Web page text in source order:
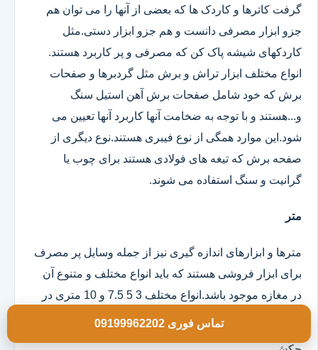
گرفت کاترها و کاردک ها که بعضی از آنها را می توان هم
جزو ابزار مصرفی دانست و هم جزو ابزار دستی.مثل
کاردکهای شیشه پاک کن که مصرفی و پر کاربرد هستند.
انواع مختلف ابزار تراش و برش مثل گردبرها و صفحات
برش که خود شامل صفحات برش آهن استیل سنگ
و...هستند و با توجه به ضخامت آنها کاربرد آنها تعیین می
شود.این موارد همگی از نوع فیبری هستند.نوع دیگری از
صفحه برش که تیغه های فولادی هستند برای چوب یا
گرانیت و سنگ استفاده می شوند.
متر
مترها و ابزارهای اندازه گیری نیز از جمله وسایل پر مصرف
برای ابزار فروشی هستند که باید انواع مختلف و متنوع آن
در مغازه موجود باشد.انواع مختلف 3 5 7.5 و 10 متری در
مدلهای روکش دار و ساده موجود است.
تماس فوری 09199962202